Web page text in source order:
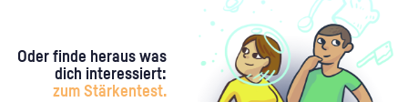
Oder finde heraus was
dich interessiert:
zum Stärkentest.